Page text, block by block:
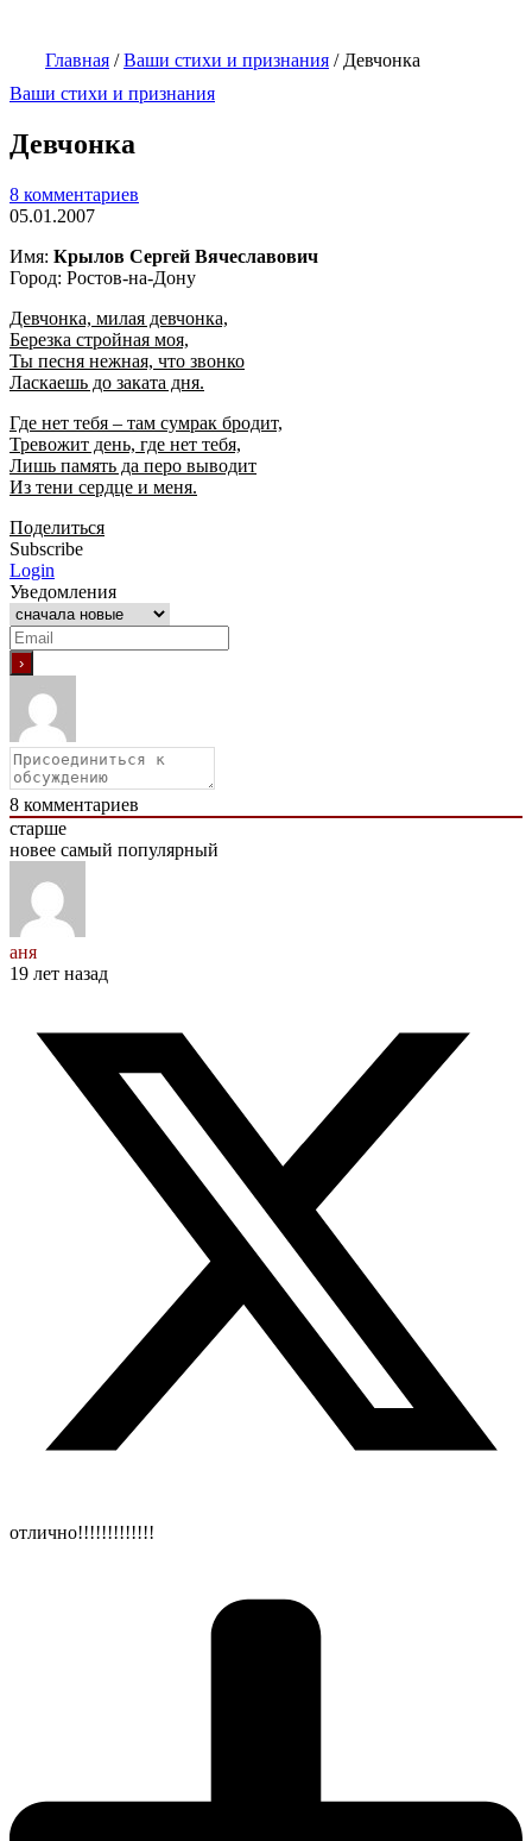
Главная /Ваши стихи и признания / Девчонка
Ваши стихи и признания
Девчонка
8 комментариев
05.01.2007
Имя: Крылов Сергей Вячеславович
Город: Ростов-на-Дону
Девчонка, милая девчонка,
Березка стройная моя,
Ты песня нежная, что звонко
Ласкаешь до заката дня.
Где нет тебя – там сумрак бродит,
Тревожит день, где нет тебя,
Лишь память да перо выводит
Из тени сердце и меня.
Поделиться
Subscribe
Login
Уведомления
8 комментариев
старше
новее самый популярный
аня
19 лет назад
отлично!!!!!!!!!!!!!